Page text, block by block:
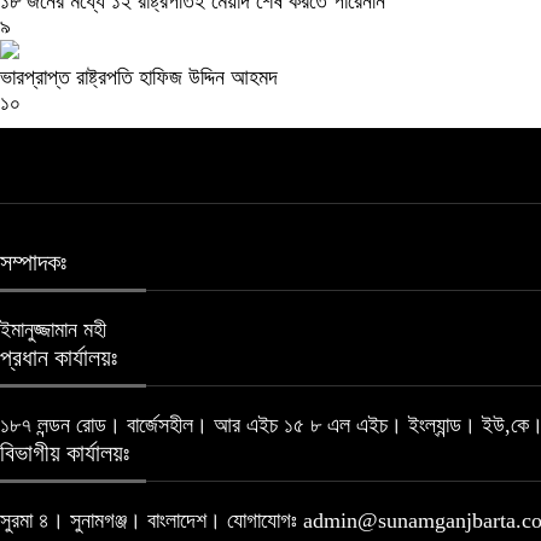
৯
ভারপ্রাপ্ত রাষ্ট্রপতি হাফিজ উদ্দিন আহমদ
১০
সম্পাদকঃ
ইমানুজ্জামান মহী
প্রধান কার্যালয়ঃ
১৮৭ লন্ডন রোড। বার্জেসহীল। আর এইচ ১৫ ৮ এল এইচ। ইংল্যান্ড। ইউ,কে।
বিভাগীয় কার্যালয়ঃ
সুরমা ৪। সুনামগঞ্জ। বাংলাদেশ। যোগাযোগঃ